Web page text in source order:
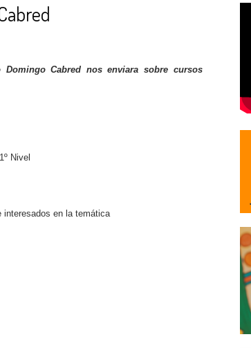
Cabred nos enviara sobre cursos
Nivel
interesados en la temática